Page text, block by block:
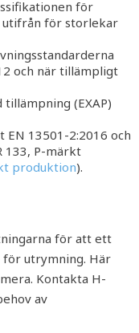
för
utifrån för storlekar
och när tillämpligt
(EXAP)
13501-2:2016 och
133, P-märkt
produktion).
för att ett
för utrymning. Här
Kontakta H-
av